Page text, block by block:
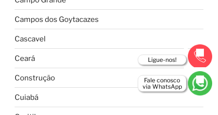
Fale conosco
via WhatsApp
Ligue-nos!
Campos dos Goytacazes
Cascavel
Ceará
Construção
Cuiabá